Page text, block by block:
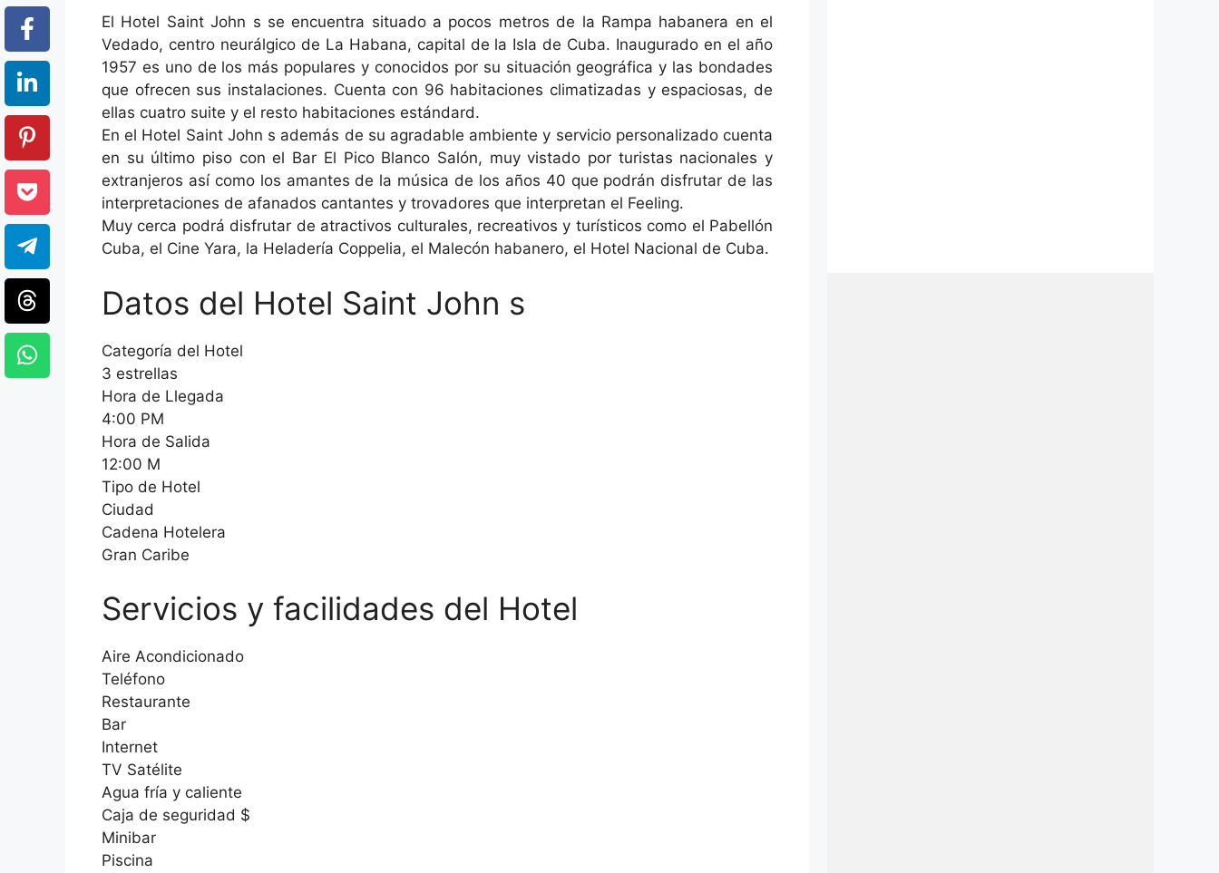
El Hotel Saint John s se encuentra situado a pocos metros de la Rampa habanera en el
Vedado, centro neurálgico de La Habana, capital de la Isla de Cuba. Inaugurado en el año
1957 es uno de los más populares y conocidos por su situación geográfica y las bondades
que ofrecen sus instalaciones. Cuenta con 96 habitaciones climatizadas y espaciosas, de
ellas cuatro suite y el resto habitaciones estándard.
En el Hotel Saint John s además de su agradable ambiente y servicio personalizado cuenta
en su último piso con el Bar El Pico Blanco Salón, muy vistado por turistas nacionales y
extranjeros así como los amantes de la música de los años 40 que podrán disfrutar de las
interpretaciones de afanados cantantes y trovadores que interpretan el Feeling.
Muy cerca podrá disfrutar de atractivos culturales, recreativos y turísticos como el Pabellón
Cuba, el Cine Yara, la Heladería Coppelia, el Malecón habanero, el Hotel Nacional de Cuba.
Datos del Hotel Saint John s
Categoría del Hotel
3 estrellas
Hora de Llegada
4:00 PM
Hora de Salida
12:00 M
Tipo de Hotel
Ciudad
Cadena Hotelera
Gran Caribe
Servicios y facilidades del Hotel
Aire Acondicionado
Teléfono
Restaurante
Bar
Internet
TV Satélite
Agua fría y caliente
Caja de seguridad $
Minibar
Piscina